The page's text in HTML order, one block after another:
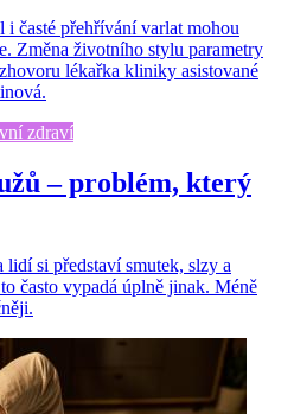
časté přehřívání varlat mohou
Změna životního stylu parametry
lékařka kliniky asistované
zdraví
– problém, který
lidí si představí smutek, slzy a
často vypadá úplně jinak. Méně